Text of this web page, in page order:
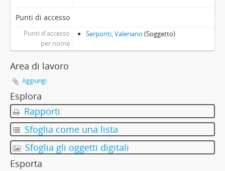
Punti di accesso
Punti d'accesso
per nome
Serponti, Valeriano (Soggetto)
Area di lavoro
Aggiungi
Esplora
Rapporti
Sfoglia come una lista
Sfoglia gli oggetti digitali
Esporta